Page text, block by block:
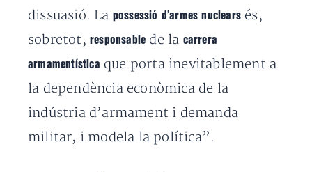
dissuasió. La possessió d’armes nuclears és,
sobretot, responsable de la carrera
armamentística que porta inevitablement a
la dependència econòmica de la
indústria d’armament i demanda
militar, i modela la política”.